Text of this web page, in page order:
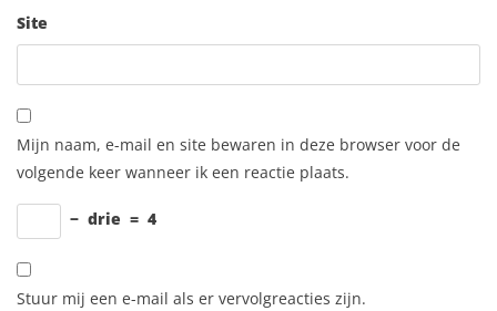
Site
Mijn naam, e-mail en site bewaren in deze browser voor de
volgende keer wanneer ik een reactie plaats.
− drie = 4
Stuur mij een e-mail als er vervolgreacties zijn.